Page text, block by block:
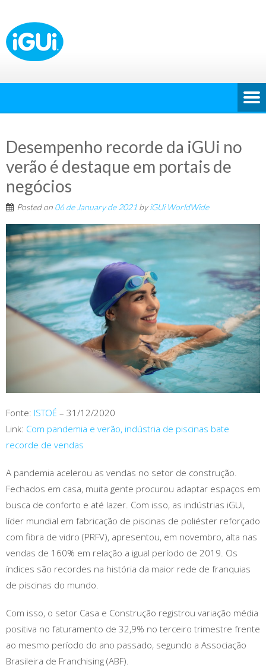
Desempenho recorde da iGUi no
verão é destaque em portais de
negócios
Posted on 06 de January de 2021 byiGUi WorldWide
Fonte: ISTOÉ – 31/12/2020
Link: Com pandemia e verão, indústria de piscinas bate
recorde de vendas
A pandemia acelerou as vendas no setor de construção.
Fechados em casa, muita gente procurou adaptar espaços em
busca de conforto e até lazer. Com isso, as indústrias iGUi,
líder mundial em fabricação de piscinas de poliéster reforçado
com fibra de vidro (PRFV), apresentou, em novembro, alta nas
vendas de 160% em relação a igual período de 2019. Os
índices são recordes na história da maior rede de franquias
de piscinas do mundo.
Com isso, o setor Casa e Construção registrou variação média
positiva no faturamento de 32,9% no terceiro trimestre frente
ao mesmo período do ano passado, segundo a Associação
Brasileira de Franchising (ABF).